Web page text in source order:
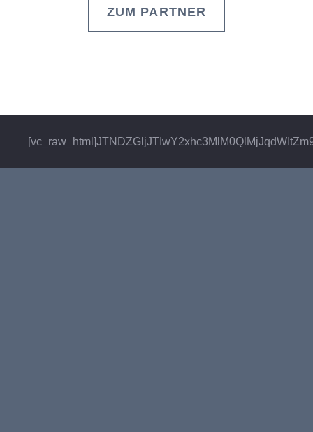
ZUM PARTNER